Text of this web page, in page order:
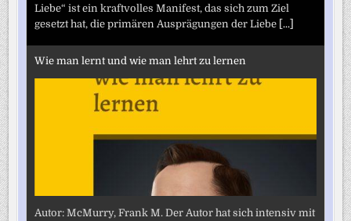
Liebe“ ist ein kraftvolles Manifest, das sich zum Ziel
gesetzt hat, die primären Ausprägungen der Liebe [...]
Wie man lernt und wie man lehrt zu lernen
Autor: McMurry, Frank M. Der Autor hat sich intensiv mit